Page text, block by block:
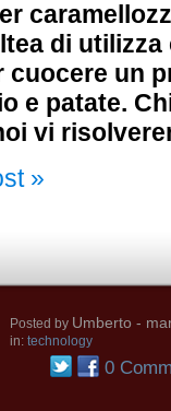
vi
»
Posted by Umberto -
in: technology
0